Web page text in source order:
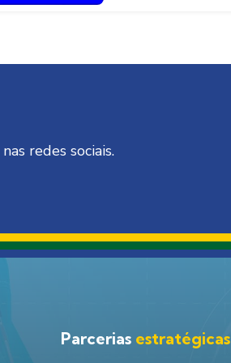
nas redes sociais.
Parcerias estratégicas